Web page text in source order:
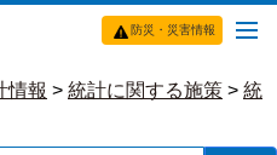
防災・災害情報
情報 > 統計に関する施策 > 統